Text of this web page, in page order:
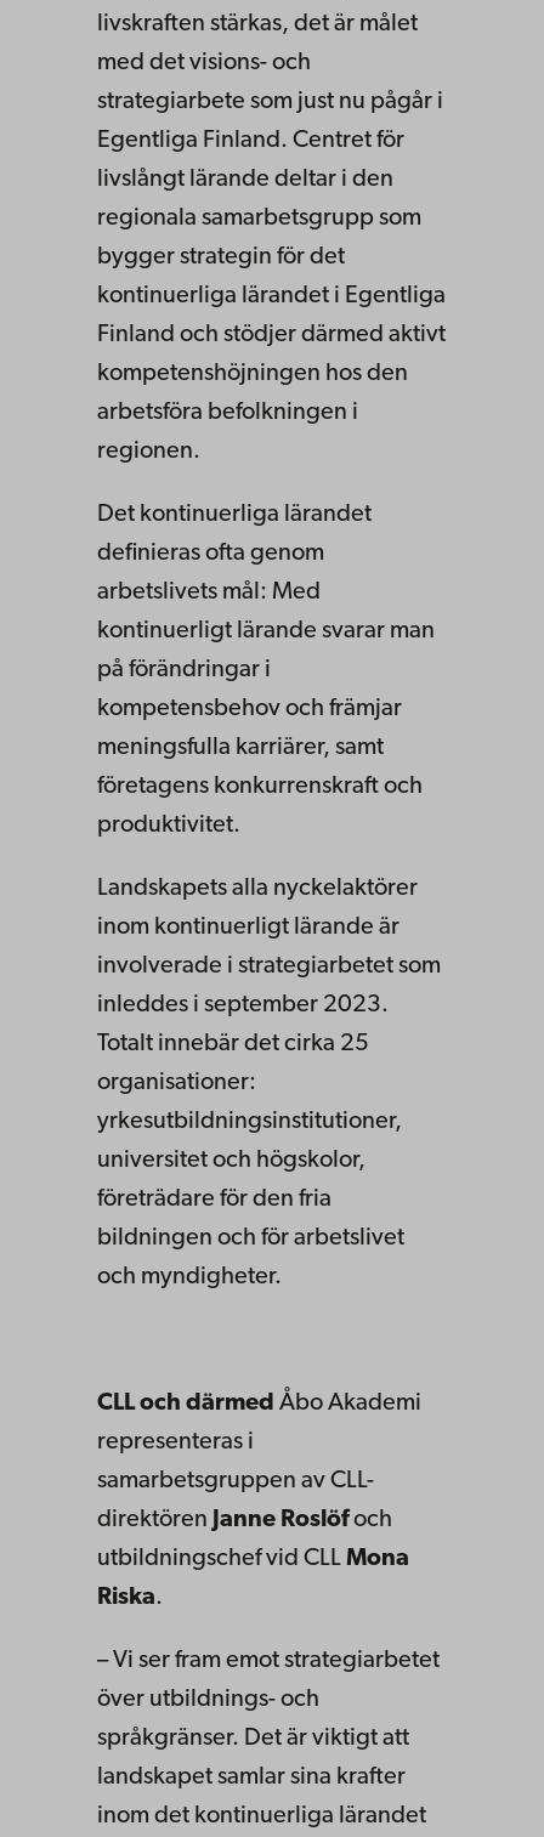
livskraften stärkas, det är målet
med det visions- och
strategiarbete som just nu pågår i
Egentliga Finland. Centret för
livslångt lärande deltar i den
regionala samarbetsgrupp som
bygger strategin för det
kontinuerliga lärandet i Egentliga
Finland och stödjer därmed aktivt
kompetenshöjningen hos den
arbetsföra befolkningen i
regionen.
Det kontinuerliga lärandet
definieras ofta genom
arbetslivets mål: Med
kontinuerligt lärande svarar man
på förändringar i
kompetensbehov och främjar
meningsfulla karriärer, samt
företagens konkurrenskraft och
produktivitet.
Landskapets alla nyckelaktörer
inom kontinuerligt lärande är
involverade i strategiarbetet som
inleddes i september 2023.
Totalt innebär det cirka 25
organisationer:
yrkesutbildningsinstitutioner,
universitet och högskolor,
företrädare för den fria
bildningen och för arbetslivet
och myndigheter.
CLL och därmed Åbo Akademi
representeras i
samarbetsgruppen av CLL-
direktören Janne Roslöfoch
utbildningschef vid CLL Mona
Riska.
– Vi ser fram emot strategiarbetet
över utbildnings- och
språkgränser. Det är viktigt att
landskapet samlar sina krafter
inom det kontinuerliga lärandet